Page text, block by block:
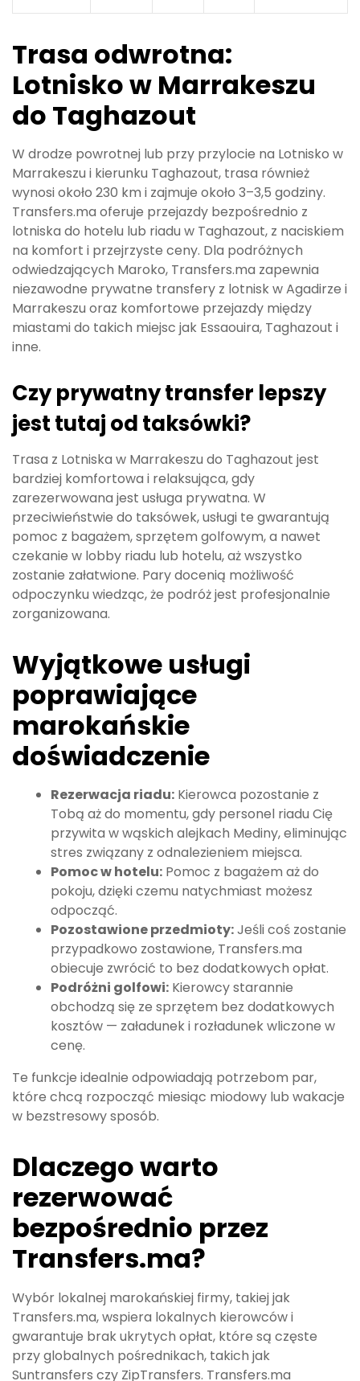
Trasa odwrotna:
Lotnisko w Marrakeszu
do Taghazout
W drodze powrotnej lub przy przylocie na Lotnisko w
Marrakeszu i kierunku Taghazout, trasa również
wynosi około 230 km i zajmuje około 3–3,5 godziny.
Transfers.ma oferuje przejazdy bezpośrednio z
lotniska do hotelu lub riadu w Taghazout, z naciskiem
na komfort i przejrzyste ceny. Dla podróżnych
odwiedzających Maroko, Transfers.ma zapewnia
niezawodne prywatne transfery z lotnisk w Agadirze i
Marrakeszu oraz komfortowe przejazdy między
miastami do takich miejsc jak Essaouira, Taghazout i
inne.
Czy prywatny transfer lepszy
jest tutaj od taksówki?
Trasa z Lotniska w Marrakeszu do Taghazout jest
bardziej komfortowa i relaksująca, gdy
zarezerwowana jest usługa prywatna. W
przeciwieństwie do taksówek, usługi te gwarantują
pomoc z bagażem, sprzętem golfowym, a nawet
czekanie w lobby riadu lub hotelu, aż wszystko
zostanie załatwione. Pary docenią możliwość
odpoczynku wiedząc, że podróż jest profesjonalnie
zorganizowana.
Wyjątkowe usługi
poprawiające
marokańskie
doświadczenie
Rezerwacja riadu: Kierowca pozostanie z
Tobą aż do momentu, gdy personel riadu Cię
przywita w wąskich alejkach Mediny, eliminując
stres związany z odnalezieniem miejsca.
Pomoc w hotelu: Pomoc z bagażem aż do
pokoju, dzięki czemu natychmiast możesz
odpocząć.
Pozostawione przedmioty:Jeśli coś zostanie
przypadkowo zostawione, Transfers.ma
obiecuje zwrócić to bez dodatkowych opłat.
Podróżni golfowi: Kierowcy starannie
obchodzą się ze sprzętem bez dodatkowych
kosztów — załadunek i rozładunek wliczone w
cenę.
Te funkcje idealnie odpowiadają potrzebom par,
które chcą rozpocząć miesiąc miodowy lub wakacje
w bezstresowy sposób.
Dlaczego warto
rezerwować
bezpośrednio przez
Transfers.ma?
Wybór lokalnej marokańskiej firmy, takiej jak
Transfers.ma, wspiera lokalnych kierowców i
gwarantuje brak ukrytych opłat, które są częste
przy globalnych pośrednikach, takich jak
Suntransfers czy ZipTransfers. Transfers.ma